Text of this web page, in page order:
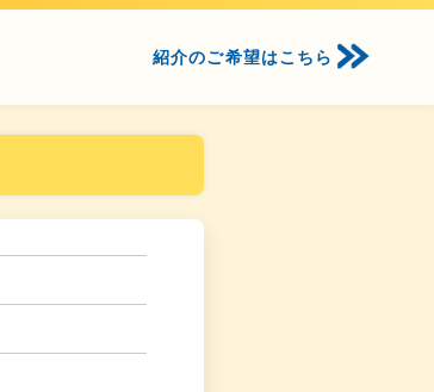
紹介のご希望はこちら